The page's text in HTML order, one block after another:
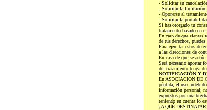
- Solicitar su
- Solicitar la limitación
- Oponerse al
- Solicitar la
Si has otorgado tu
tratamiento basado en
En caso de que sientas
de tus derechos,
Para ejercitar estos
a las direcciones de
En caso de que se
Será necesario aportar
del tratamiento tenga
NOTIFICACIÓN Y
En ASOCIACION DE
pérdida, el uso
información personal;
expuestos por una
teniendo en cuenta lo
¿A QUÉ